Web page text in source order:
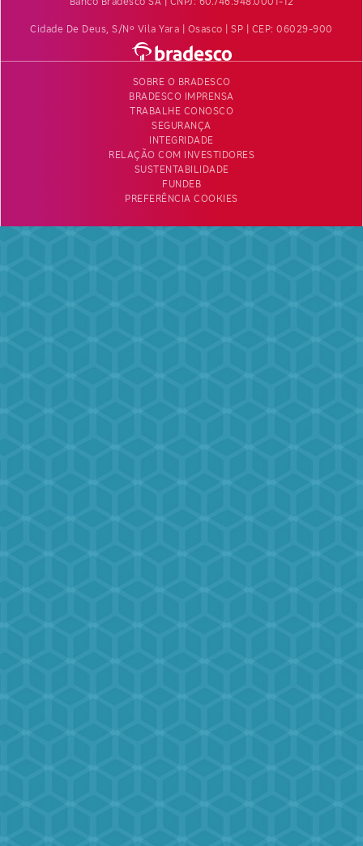
Cidade De Deus, S/nº Vila Yara | Osasco | SP | CEP: 06029-900
SOBRE O BRADESCO
BRADESCO IMPRENSA
TRABALHE CONOSCO
SEGURANÇA
INTEGRIDADE
RELAÇÃO COM INVESTIDORES
SUSTENTABILIDADE
FUNDEB
PREFERÊNCIA COOKIES